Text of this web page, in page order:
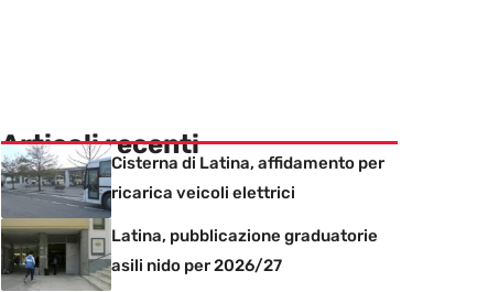
Articoli recenti
Cisterna di Latina, affidamento per
ricarica veicoli elettrici
Latina, pubblicazione graduatorie
asili nido per 2026/27